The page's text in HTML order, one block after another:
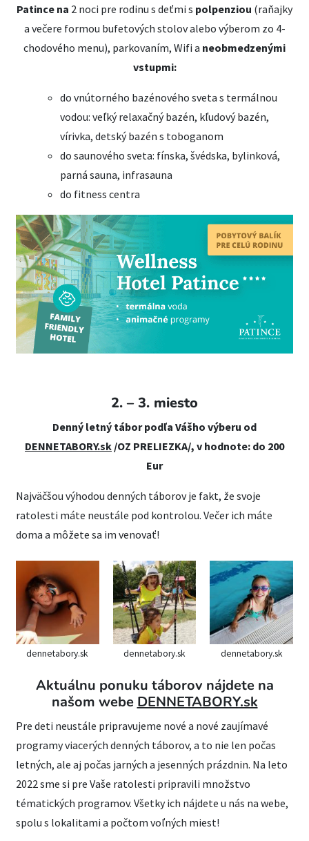
Patince na 2 noci pre rodinu s deťmi s polpenziou (raňajky
a večere formou bufetových stolov alebo výberom zo 4-
chodového menu), parkovaním, Wifi a neobmedzenými
vstupmi:
do vnútorného bazénového sveta s termálnou
vodou: veľký relaxačný bazén, kľudový bazén,
vírivka, detský bazén s toboganom
do saunového sveta: fínska, švédska, bylinková,
parná sauna, infrasauna
do fitness centra
2. – 3. miesto
Denný letný tábor podľa Vášho výberu od
DENNETABORY.sk /OZ PRELIEZKA/, v hodnote: do 200
Eur
Najväčšou výhodou denných táborov je fakt, že svoje
ratolesti máte neustále pod kontrolou. Večer ich máte
doma a môžete sa im venovať!
dennetabory.sk dennetabory.sk dennetabory.sk
Aktuálnu ponuku táborov nájdete na
našom webe DENNETABORY.sk
Pre deti neustále pripravujeme nové a nové zaujímavé
programy viacerých denných táborov, a to nie len počas
letných, ale aj počas jarných a jesenných prázdnin. Na leto
2022 sme si pre Vaše ratolesti pripravili množstvo
tématických programov. Všetky ich nájdete u nás na webe,
spolu s lokalitami a počtom voľných miest!